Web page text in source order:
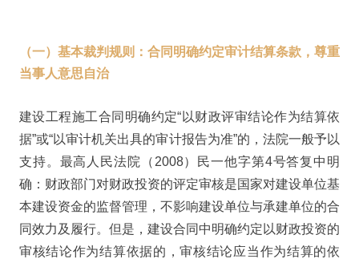
（一） 基本裁判规则：合同明确约定审计结算条款，尊重
当事人意思自治
建设工程施工合同明确约定“以财政评审结论作为结算依
据”或“以审计机关出具的审计报告为准”的，法院一般予以
支持。最高人民法院（2008）民一他字第4号答复中明
确：财政部门对财政投资的评定审核是国家对建设单位基
本建设资金的监督管理，不影响建设单位与承建单位的合
同效力及履行。但是，建设合同中明确约定以财政投资的
审核结论作为结算依据的，审核结论应当作为结算的依